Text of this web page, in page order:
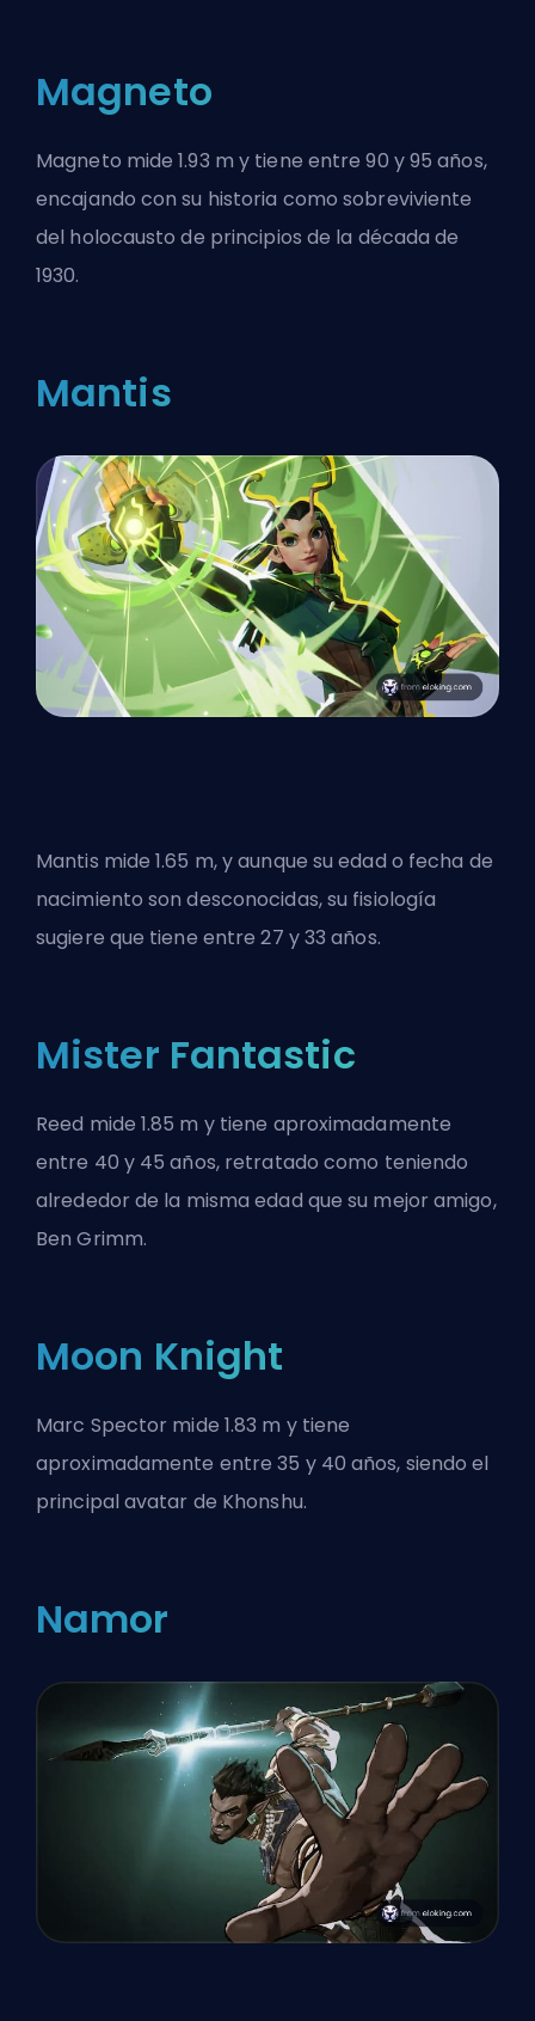
Magneto
Magneto mide 1.93 m y tiene entre 90 y 95 años,
encajando con su historia como sobreviviente
del holocausto de principios de la década de
1930.
Mantis
Mantis mide 1.65 m, y aunque su edad o fecha de
nacimiento son desconocidas, su fisiología
sugiere que tiene entre 27 y 33 años.
Mister Fantastic
Reed mide 1.85 m y tiene aproximadamente
entre 40 y 45 años, retratado como teniendo
alrededor de la misma edad que su mejor amigo,
Ben Grimm.
Moon Knight
Marc Spector mide 1.83 m y tiene
aproximadamente entre 35 y 40 años, siendo el
principal avatar de Khonshu.
Namor